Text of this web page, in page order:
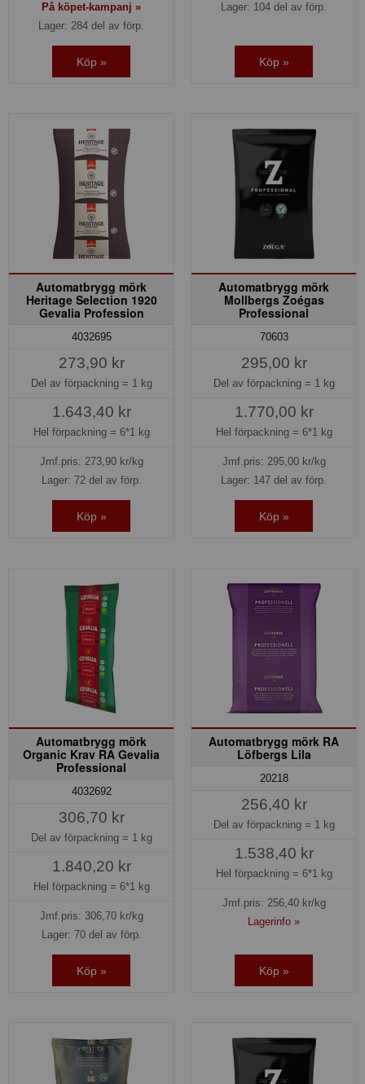
På köpet-kampanj »
Lager: 284 del av förp.
Köp »
Lager: 104 del av förp.
Köp »
Automatbrygg mörk
Heritage Selection 1920
Gevalia Profession
4032695
273,90 kr
Del av förpackning = 1 kg
1.643,40 kr
Hel förpackning = 6*1 kg
Jmf.pris: 273,90kr/kg
Lager: 72 del av förp.
Köp »
Automatbrygg mörk
Mollbergs Zoégas
Professional
70603
295,00 kr
Del av förpackning = 1 kg
1.770,00 kr
Hel förpackning = 6*1 kg
Jmf.pris: 295,00kr/kg
Lager: 147 del av förp.
Köp »
Automatbrygg mörk
Organic Krav RA Gevalia
Professional
4032692
306,70 kr
Del av förpackning = 1 kg
1.840,20 kr
Hel förpackning = 6*1 kg
Jmf.pris: 306,70kr/kg
Lager: 70 del av förp.
Köp »
Automatbrygg mörk RA
Löfbergs Lila
20218
256,40 kr
Del av förpackning = 1 kg
1.538,40 kr
Hel förpackning = 6*1 kg
Jmf.pris: 256,40kr/kg
Lagerinfo »
Köp »